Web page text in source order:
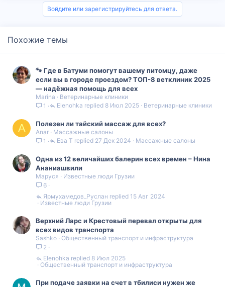
Войдите или зарегистрируйтесь для ответа.
Похожие темы
🐾 Где в Батуми помогут вашему питомцу, даже
если вы в городе проездом? ТОП-8 ветклиник 2025
— надёжная помощь для всех
Marina
Ветеринарные клиники
1
Ветеринарные клиники
8 Июл 2025
Elenohka
A Полезен ли тайский массаж для всех?
Anar
Массажные салоны
1
Массажные салоны
27 Дек 2024
Ева Т
Одна из 12 величайших балерин всех времен – Нина
Ананиашвили
Маруся
Известные люди Грузии
6
Известные люди Грузии
15 Авг 2024
Ярмухамедов_Руслан
Верхний Ларс и Крестовый перевал открыты для
всех видов транспорта
Sashko Общественный транспорт и инфраструктура
2
Общественный транспорт и инфраструктура
8 Июл 2025
Elenohka
При подаче заявки на счет в тбилиси нужен же